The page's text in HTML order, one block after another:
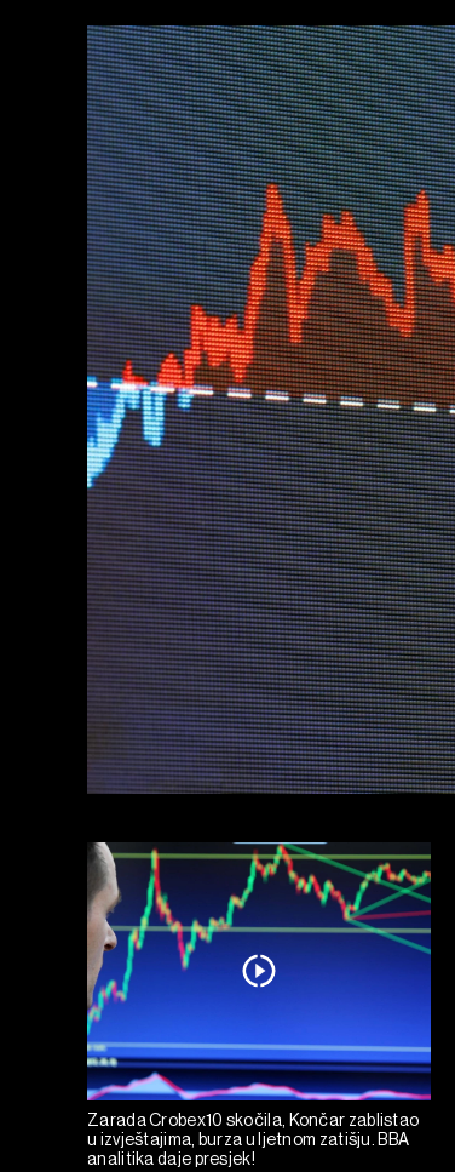
Zarada Crobex10 skočila, Končar zablistao
u izvještajima, burza u ljetnom zatišju. BBA
analitika daje presjek!